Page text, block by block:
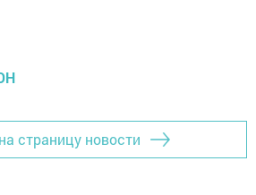
страницу новости